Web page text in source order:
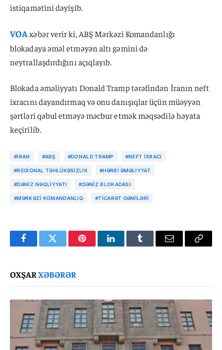
istiqamətini dəyişib.
VOAxəbər verir ki, ABŞ Mərkəzi Komandanlığı
blokadaya əməl etməyən altı gəmini də
neytrallaşdırdığını açıqlayıb.
Blokada əməliyyatı Donald Tramp tərəfindən İranın neft
ixracını dayandırmaq və onu danışıqlar üçün müəyyən
şərtləri qəbul etməyə məcbur etmək məqsədilə həyata
keçirilib.
#İRAN #ABŞ #DONALD TRAMP #NEFT IXRACI
#REGIONAL TƏHLÜKƏSIZLIK #HƏRBI ƏMƏLIYYAT
#DƏNIZ NƏQLIYYATI #DƏNIZ BLOKADASI
#MƏRKƏZI KOMANDANLIQ #TICARƏT GƏMILƏRI
FacebookTwitter PinterestLinkedInTumblr Email
Copy
OXŞARXƏBƏRƏR